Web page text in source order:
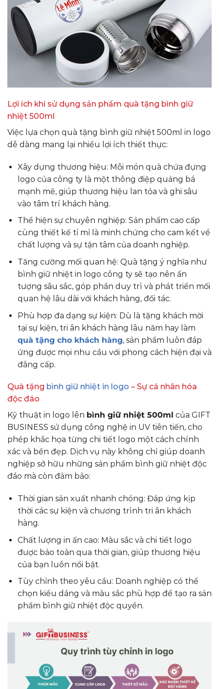
Lợi ích khi sử dụng sản phẩm quà tặng bình giữ
nhiệt 500ml
Việc lựa chọn quà tặng bình giữ nhiệt 500ml in logo
dễ dàng mang lại nhiều lợi ích thiết thực:
Xây dựng thương hiệu: Mỗi món quà chứa đựng
logo của công ty là một thông điệp quảng bá
mạnh mẽ, giúp thương hiệu lan tỏa và ghi sâu
vào tâm trí khách hàng.
Thể hiện sự chuyên nghiệp: Sản phẩm cao cấp
cùng thiết kế tỉ mỉ là minh chứng cho cam kết về
chất lượng và sự tận tâm của doanh nghiệp.
Tăng cường mối quan hệ: Quà tặng ý nghĩa như
bình giữ nhiệt in logo công ty sẽ tạo nên ấn
tượng sâu sắc, góp phần duy trì và phát triển mối
quan hệ lâu dài với khách hàng, đối tác.
Phù hợp đa dạng sự kiện: Dù là tặng khách mời
tại sự kiện, tri ân khách hàng lâu năm hay làm
quà tặng cho khách hàng, sản phẩm luôn đáp
ứng được mọi nhu cầu với phong cách hiện đại và
đẳng cấp.
Quà tặng bình giữ nhiệt in logo – Sự cá nhân hóa
độc đáo
Kỹ thuật in logo lên bình giữ nhiệt 500ml của GIFT
BUSINESS sử dụng công nghệ in UV tiên tiến, cho
phép khắc họa từng chi tiết logo một cách chính
xác và bền đẹp. Dịch vụ này không chỉ giúp doanh
nghiệp sở hữu những sản phẩm bình giữ nhiệt độc
đáo mà còn đảm bảo:
Thời gian sản xuất nhanh chóng: Đáp ứng kịp
thời các sự kiện và chương trình tri ân khách
hàng.
Chất lượng in ấn cao: Màu sắc và chi tiết logo
được bảo toàn qua thời gian, giúp thương hiệu
của bạn luôn nổi bật.
Tùy chỉnh theo yêu cầu: Doanh nghiệp có thể
chọn kiểu dáng và màu sắc phù hợp để tạo ra sản
phẩm bình giữ nhiệt độc quyền.